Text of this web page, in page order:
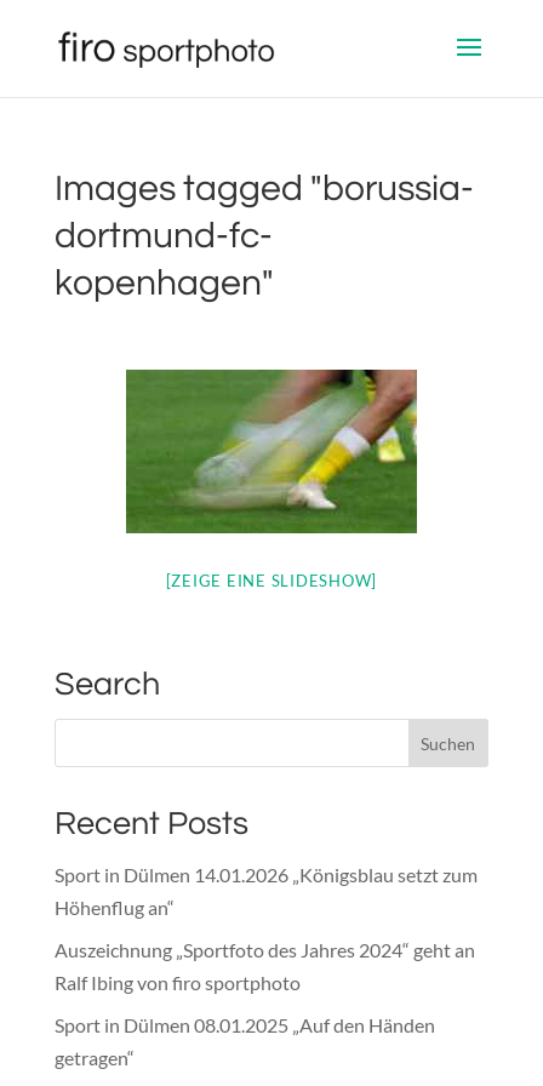
Images tagged "borussia-
dortmund-fc-
kopenhagen"
[ZEIGE EINE SLIDESHOW]
Search
Recent Posts
Sport in Dülmen 14.01.2026 „Königsblau setzt zum
Höhenflug an“
Auszeichnung „Sportfoto des Jahres 2024“ geht an
Ralf Ibing von firo sportphoto
Sport in Dülmen 08.01.2025 „Auf den Händen
getragen“